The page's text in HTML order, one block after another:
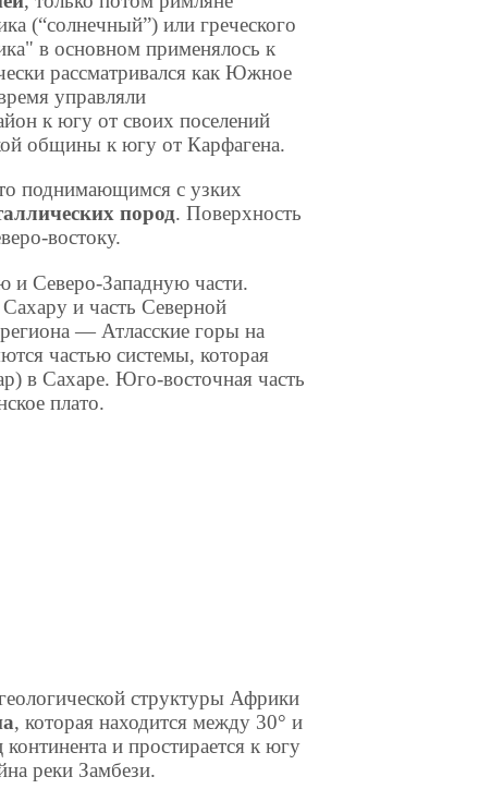
(“солнечный”) или греческого
в основном применялось к
рассматривался как Южное
управляли
к югу от своих поселений
общины к югу от Карфагена.
поднимающимся с узких
пород. Поверхность
востоку.
и Северо-Западную части.
и часть Северной
— Атласские горы на
частью системы, которая
в Сахаре. Юго-восточная часть
плато.
структуры Африки
, которая находится между 30° и
и простирается к югу
реки Замбези.